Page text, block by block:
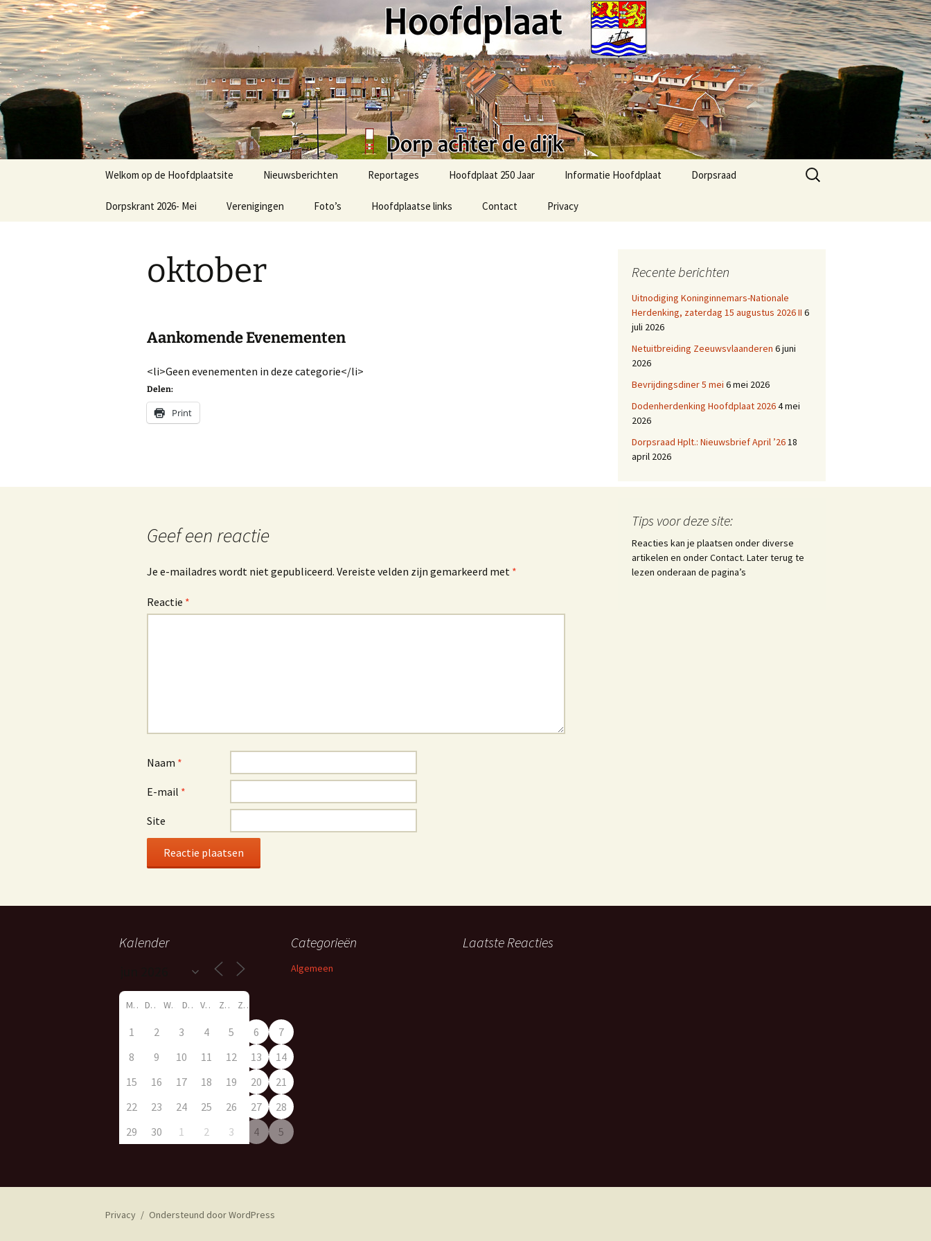
Ga
naar
de
inhoud
Hoofdplaat.com
Dorp achter de dijk
Welkom op de Hoofdplaatsite Nieuwsberichten
Nieuws
Reportages
51e Bevrijdingsmars-2025
Hoofdplaat 250 Jaar Informatie Hoofdplaat
Activiteiten Agenda
Hoofdplaat
Dorpsraad
Dorpsraad berichten
Agenda Dorphuis
Dorpskrant 2026- Mei Verenigingen Foto’s Hoofdplaatse links Contact Privacy
Zoeken
naar:
oktober
Aankomende Evenementen
<li>Geen evenementen in deze categorie</li>
Delen:
Print
Geef een reactie
Je e-mailadres wordt niet gepubliceerd. Vereiste velden zijn gemarkeerd met *
Reactie *
Naam *
E-mail *
Site
Recente berichten
Uitnodiging Koninginnemars-Nationale
Herdenking, zaterdag 15 augustus 2026 II 6
juli 2026
Netuitbreiding Zeeuwsvlaanderen 6 juni
2026
Bevrijdingsdiner 5 mei 6 mei 2026
Dodenherdenking Hoofdplaat 20264 mei
2026
Dorpsraad Hplt.: Nieuwsbrief April ’2618
april 2026
Tips voor deze site:
Reacties kan je plaatsen onder diverse
artikelen en onder Contact. Later terug te
lezen onderaan de pagina’s
Kalender
M D W D V Z Z
1 2 3 4 5 6
7
8
9 10 11 12 13
14
15
16 17 18 19 20
21
22
23 24 25 26 27
28
29
30 1 2 3 4 5
Categorieën
Algemeen
Laatste Reacties
Privacy Ondersteund door WordPress